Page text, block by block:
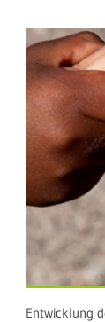
Entwicklung